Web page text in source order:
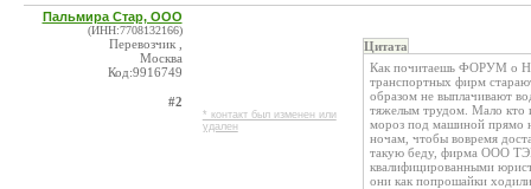
Пальмира Стар, ООО
(ИНН:7708132166)
Перевозчик ,
Москва
Код:9916749
#2
* контакт был изменен или
удален
Цитата
Как почитаешь ФОРУМ о
транспортных фирм
образом не выплачивают
тяжелым трудом. Мало кто
мороз под машиной прямо
ночам, чтобы вовремя
такую беду, фирма ООО
квалифицированными
они как попрошайки